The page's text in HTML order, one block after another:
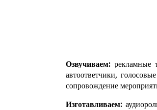
Озвучиваем: рекламные
автоответчики,
сопровождение
Изготавливаем: